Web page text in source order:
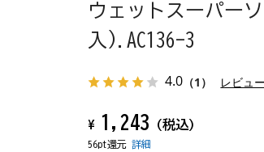
ウェットスーパー
入).AC136-3
4.0 （1） レビュ
¥ 1,243 (税込)
56pt還元詳細